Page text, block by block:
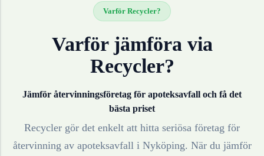
Varför Recycler?
Varför jämföra via
Recycler?
Jämför återvinningsföretag för apoteksavfall och få det
bästa priset
Recycler gör det enkelt att hitta seriösa företag för
återvinning av apoteksavfalli Nyköping. När du jämför